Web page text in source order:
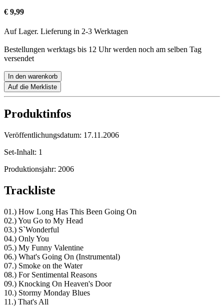
€ 9,99
Auf Lager. Lieferung in 2-3 Werktagen
Bestellungen werktags bis 12 Uhr werden noch am selben Tag
versendet
In den warenkorb
Auf die Merkliste
Produktinfos
Veröffentlichungsdatum: 17.11.2006
Set-Inhalt: 1
Produktionsjahr: 2006
Trackliste
01.) How Long Has This Been Going On
02.) You Go to My Head
03.) S`Wonderful
04.) Only You
05.) My Funny Valentine
06.) What's Going On (Instrumental)
07.) Smoke on the Water
08.) For Sentimental Reasons
09.) Knocking On Heaven's Door
10.) Stormy Monday Blues
11.) That's All